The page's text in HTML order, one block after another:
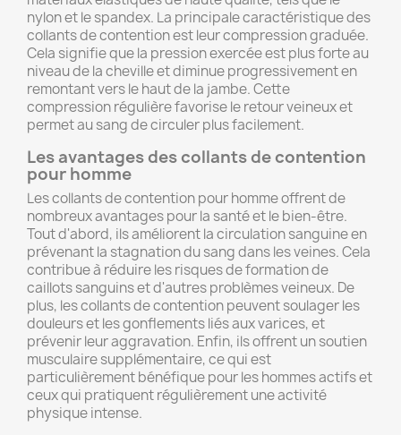
nylon et le spandex. La principale caractéristique des
collants de contention est leur compression graduée.
Cela signifie que la pression exercée est plus forte au
niveau de la cheville et diminue progressivement en
remontant vers le haut de la jambe. Cette
compression régulière favorise le retour veineux et
permet au sang de circuler plus facilement.
Les avantages des collants de contention
pour homme
Les collants de contention pour homme offrent de
nombreux avantages pour la santé et le bien-être.
Tout d'abord, ils améliorent la circulation sanguine en
prévenant la stagnation du sang dans les veines. Cela
contribue à réduire les risques de formation de
caillots sanguins et d'autres problèmes veineux. De
plus, les collants de contention peuvent soulager les
douleurs et les gonflements liés aux varices, et
prévenir leur aggravation. Enfin, ils offrent un soutien
musculaire supplémentaire, ce qui est
particulièrement bénéfique pour les hommes actifs et
ceux qui pratiquent régulièrement une activité
physique intense.